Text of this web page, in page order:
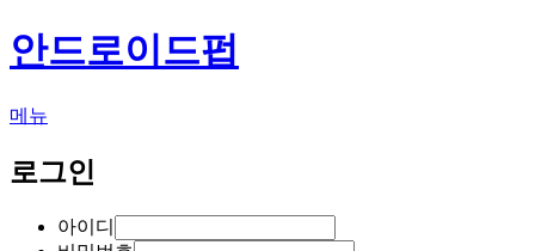
안드로이드펍
메뉴
로그인
아이디